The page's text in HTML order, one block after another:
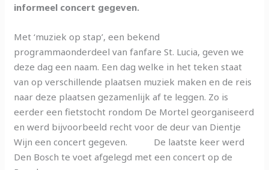
informeel concert gegeven.
Met ‘muziek op stap’, een bekend
programmaonderdeel van fanfare St. Lucia, geven we
deze dag een naam. Een dag welke in het teken staat
van op verschillende plaatsen muziek maken en de reis
naar deze plaatsen gezamenlijk af te leggen. Zo is
eerder een fietstocht rondom De Mortel georganiseerd
en werd bijvoorbeeld recht voor de deur van Dientje
Wijn een concert gegeven. De laatste keer werd
Den Bosch te voet afgelegd met een concert op de